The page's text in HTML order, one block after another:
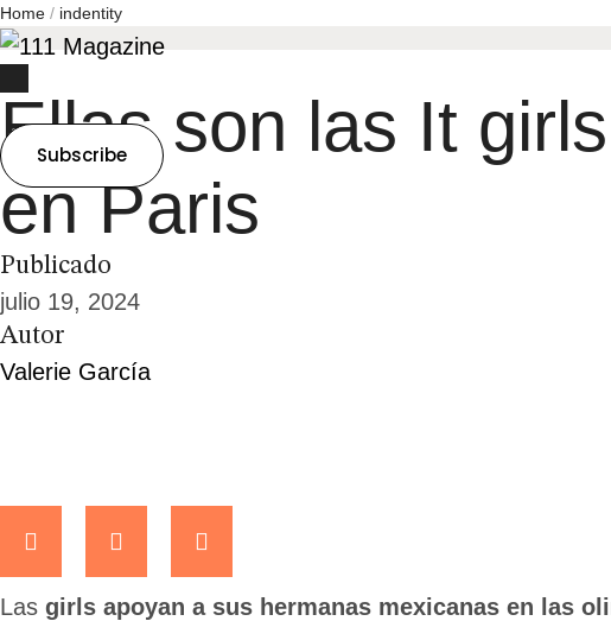
Subscribe
Home / indentity
Ellas son las It
en Paris
Publicado
julio 19, 2024
Autor
Valerie García
Las girls apoyan a sus hermanas mexicanas en las